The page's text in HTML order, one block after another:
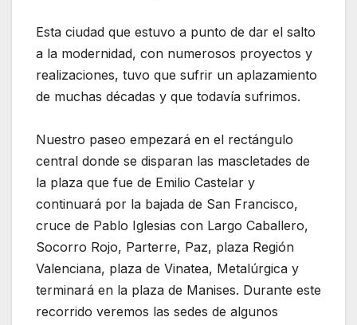
Esta ciudad que estuvo a punto de dar el salto
a la modernidad, con numerosos proyectos y
realizaciones, tuvo que sufrir un aplazamiento
de muchas décadas y que todavía sufrimos.
Nuestro paseo empezará en el rectángulo
central donde se disparan las mascletades de
la plaza que fue de Emilio Castelar y
continuará por la bajada de San Francisco,
cruce de Pablo Iglesias con Largo Caballero,
Socorro Rojo, Parterre, Paz, plaza Región
Valenciana, plaza de Vinatea, Metalúrgica y
terminará en la plaza de Manises. Durante este
recorrido veremos las sedes de algunos